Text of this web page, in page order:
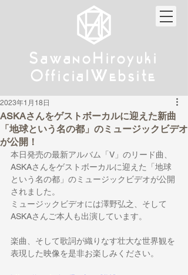
Sa wanoHiroyuki
Official W ebsite
Sa wanoHiroyuki
Official W ebsite
ASKAさんをゲストボーカルに迎えた新曲
「地球という名の都」のミュージックビデオ
が公開！
2023年1月18日
本日発売の最新アルバム「V」のリード曲、
ASKAさんをゲストボーカルに迎えた「地球
という名の都」のミュージックビデオが公開
されました。
ミュージックビデオには澤野弘之、そして
ASKAさんご本人も出演しています。
楽曲、そして歌詞が織りなす壮大な世界観を
表現した映像を是非お楽しみください。